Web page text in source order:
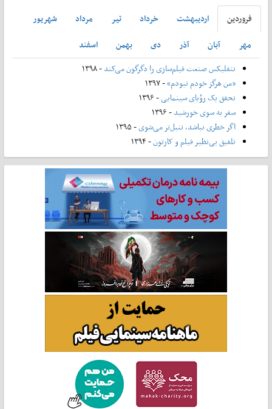
فروردين ارديبهشت خرداد تير مرداد
شهريور
مهر
آبان آذر دی بهمن
اسفند
نتفلیکس صنعت فیلم‌سازی را دگرگون می‌کند- ۱۳۹۸
«من هرگز خودم نبودم»- ۱۳۹۷
تحقق یک رؤیای سینمایی- ۱۳۹۶
سفر به سوی خورشید- ۱۳۹۶
اگر خطری نباشد، تنبل‌تر می‌شوی- ۱۳۹۵
تلفیق بی‌نظیر فیلم و کارتون- ۱۳۹۴